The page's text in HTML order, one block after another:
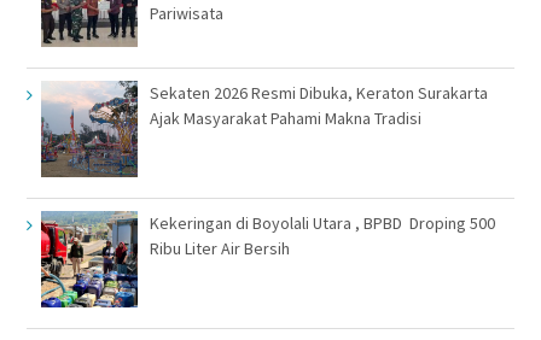
Pariwisata
Sekaten 2026 Resmi Dibuka, Keraton Surakarta
Ajak Masyarakat Pahami Makna Tradisi
Kekeringan di Boyolali Utara , BPBD Droping 500
Ribu Liter Air Bersih